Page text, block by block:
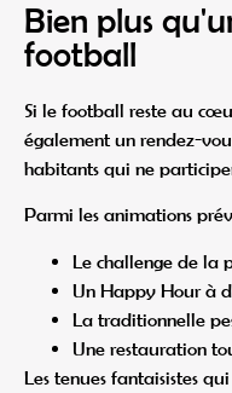
Bien plus
football
Si le football reste au
également un rendez-
habitants qui ne
Parmi les animations
Le challenge de la
Un Happy Hour à
La traditionnelle
Une restauration
Les tenues fantaisistes